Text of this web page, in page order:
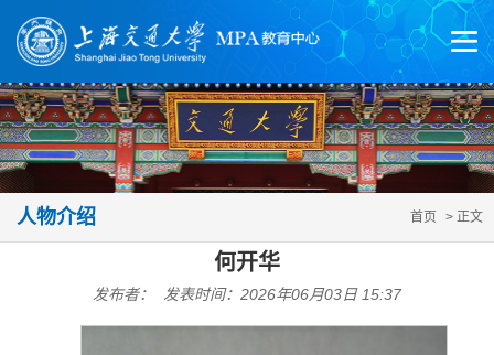
人物介绍 首页 > 正文
何开华
发布者： 发表时间：2026年06月03日 15:37